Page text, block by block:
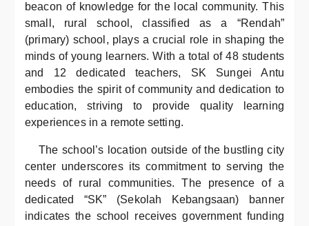
beacon of knowledge for the local community. This
small, rural school, classified as a “Rendah”
(primary) school, plays a crucial role in shaping the
minds of young learners. With a total of 48 students
and 12 dedicated teachers, SK Sungei Antu
embodies the spirit of community and dedication to
education, striving to provide quality learning
experiences in a remote setting.
The school’s location outside of the bustling city
center underscores its commitment to serving the
needs of rural communities. The presence of a
dedicated “SK” (Sekolah Kebangsaan) banner
indicates the school receives government funding